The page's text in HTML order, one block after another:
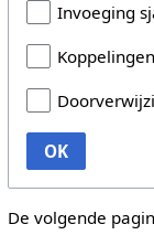
Invoeging
OK
De volgende